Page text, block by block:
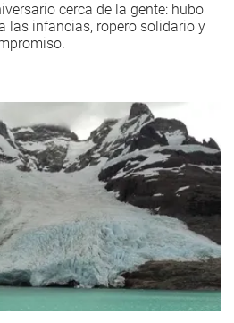
cerca de la gente: hubo
las infancias, ropero solidario y